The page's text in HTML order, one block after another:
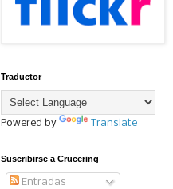
Traductor
Powered by Translate
Suscribirse a Crucering
Entradas